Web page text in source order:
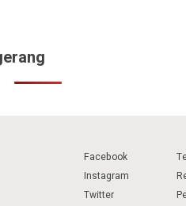
Facebook
Instagram
Twitter